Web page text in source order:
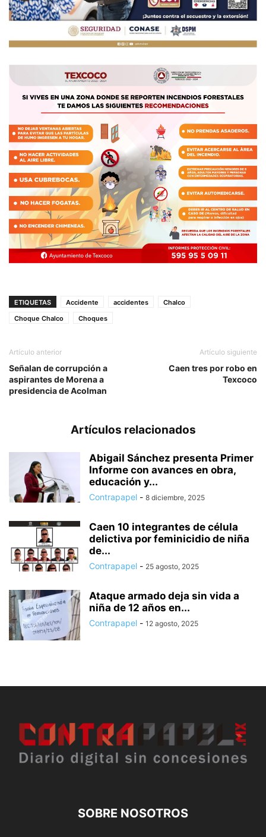
ETIQUETAS Accidente accidentes
Chalco
Choque Chalco
Choques
Artículo anterior
Señalan de corrupción a
aspirantes de Morena a
presidencia de Acolman
Artículo siguiente
Caen tres por robo en
Texcoco
Artículos relacionados
Abigail Sánchez presenta Primer
Informe con avances en obra,
educación y...
Contrapapel - 8 diciembre, 2025
Caen 10 integrantes de célula
delictiva por feminicidio de niña
de...
Contrapapel - 25 agosto, 2025
Ataque armado deja sin vida a
niña de 12 años en...
Contrapapel - 12 agosto, 2025
SOBRE NOSOTROS